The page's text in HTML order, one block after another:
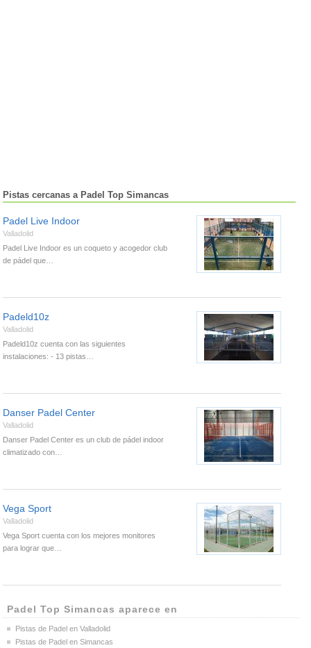
Pistas cercanas a Padel Top Simancas
Padel Live Indoor
Valladolid
Padel Live Indoor es un coqueto y acogedor club
de pádel que…
Padeld10z
Valladolid
Padeld10z cuenta con las siguientes
instalaciones: - 13 pistas…
Danser Padel Center
Valladolid
Danser Padel Center es un club de pádel indoor
climatizado con…
Vega Sport
Valladolid
Vega Sport cuenta con los mejores monitores
para lograr que…
Padel Top Simancas aparece en
Pistas de Padel en Valladolid
Pistas de Padel en Simancas